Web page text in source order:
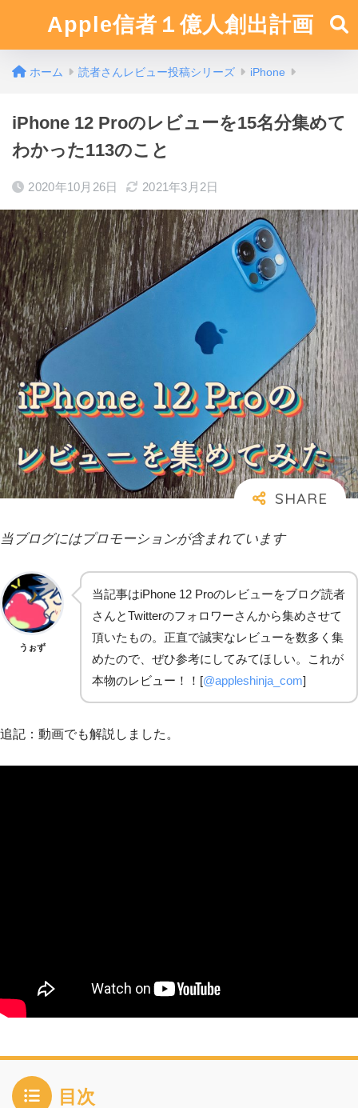
Apple信者１億人創出計画
ホーム 読者さんレビュー投稿シリーズ iPhone
iPhone 12 Proのレビューを15名分集めて
わかった113のこと
2020年10月26日 2021年3月2日
当ブログにはプロモーションが含まれています
うぉず
当記事はiPhone 12 Proのレビューをブログ読者
さんとTwitterのフォロワーさんから集めさせて
頂いたもの。正直で誠実なレビューを数多く集
めたので、ぜひ参考にしてみてほしい。これが
本物のレビュー！！[@appleshinja_com]
追記：動画でも解説しました。
目次